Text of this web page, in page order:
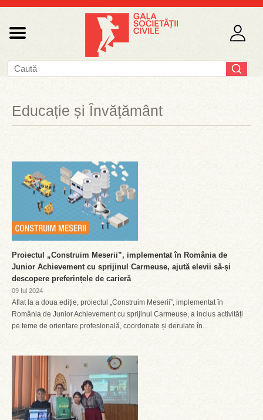
Educație și Învățământ
Proiectul „Construim Meserii”, implementat în România de
Junior Achievement cu sprijinul Carmeuse, ajută elevii să-și
descopere preferințele de carieră
09 Iul 2024
Aflat la a doua ediție, proiectul „Construim Meserii”, implementat în
România de Junior Achievement cu sprijinul Carmeuse, a inclus activități
pe teme de orientare profesională, coordonate și derulate în...